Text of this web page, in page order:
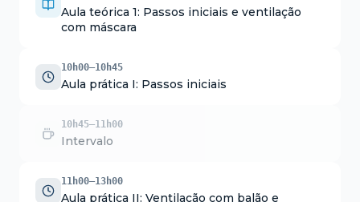
Aula teórica 1: Passos iniciais e ventilação
com máscara
10h00–10h45
Aula prática I: Passos iniciais
10h45–11h00
Intervalo
11h00–13h00
Aula prática II: Ventilação com balão e